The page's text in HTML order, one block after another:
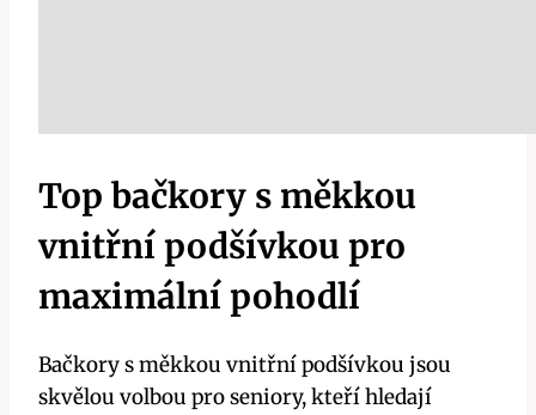
Top bačkory s měkkou
vnitřní podšívkou pro
maximální pohodlí
Bačkory s měkkou vnitřní podšívkou jsou
skvělou volbou pro seniory, kteří hledají